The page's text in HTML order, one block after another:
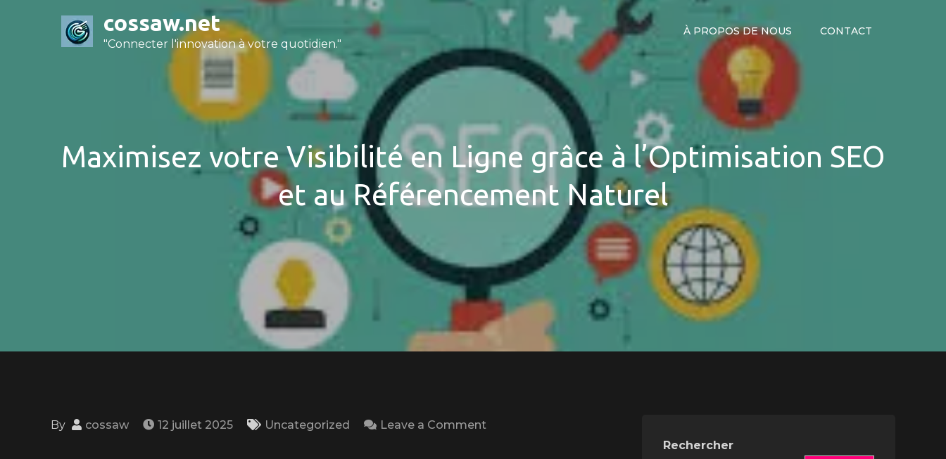
cossaw.net
"Connecter l'innovation à votre quotidien."
À PROPOS DE NOUS CONTACT
Maximisez votre Visibilité en Ligne grâce à l’Optimisation SEO
et au Référencement Naturel
By cossaw 12 juillet 2025 Uncategorized Leave a Comment
Rechercher